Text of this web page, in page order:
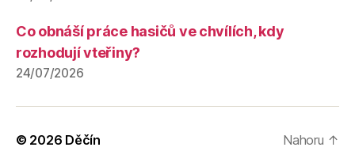
Co obnáší práce hasičů ve chvílích, kdy
rozhodují vteřiny?
24/07/2026
© 2026 Děčín Nahoru ↑